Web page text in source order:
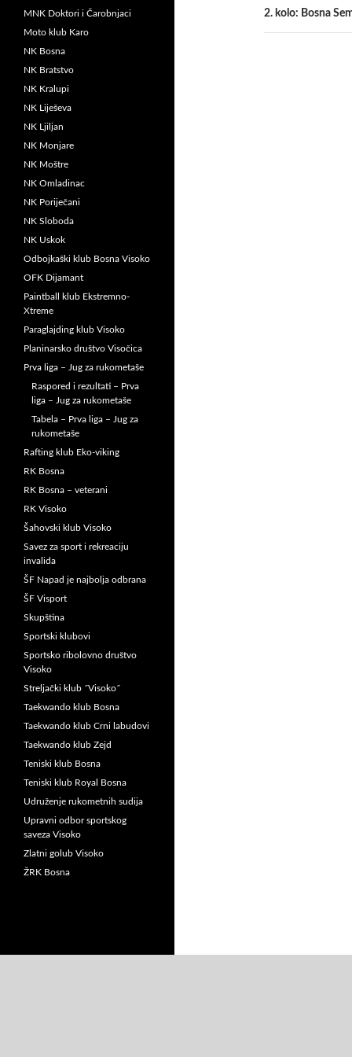
2. kolo: Bosna
MNK Doktori i Čarobnjaci
Moto klub Karo
NK Bosna
NK Bratstvo
NK Kralupi
NK Liješeva
NK Ljiljan
NK Monjare
NK Moštre
NK Omladinac
NK Poriječani
NK Sloboda
NK Uskok
Odbojkaški klub Bosna Visoko
OFK Dijamant
Paintball klub Ekstremno-
Xtreme
Paraglajding klub Visoko
Planinarsko društvo Visočica
Prva liga – Jug za rukometaše
Raspored i rezultati – Prva
liga – Jug za rukometaše
Tabela – Prva liga – Jug za
rukometaše
Rafting klub Eko-viking
RK Bosna
RK Bosna – veterani
RK Visoko
Šahovski klub Visoko
Savez za sport i rekreaciju
invalida
ŠF Napad je najbolja odbrana
ŠF Visport
Skupština
Sportski klubovi
Sportsko ribolovno društvo
Visoko
Streljački klub ˝Visoko˝
Taekwando klub Bosna
Taekwando klub Crni labudovi
Taekwando klub Zejd
Teniski klub Bosna
Teniski klub Royal Bosna
Udruženje rukometnih sudija
Upravni odbor sportskog
saveza Visoko
Zlatni golub Visoko
ŽRK Bosna